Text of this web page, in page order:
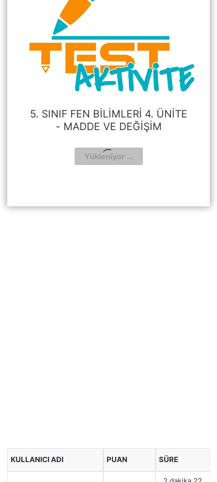
5. SINIF FEN BILIMLERI 4. ÜNITE
- MADDE VE DEĞIŞIM
KULLANICI ADI PUAN SÜRE